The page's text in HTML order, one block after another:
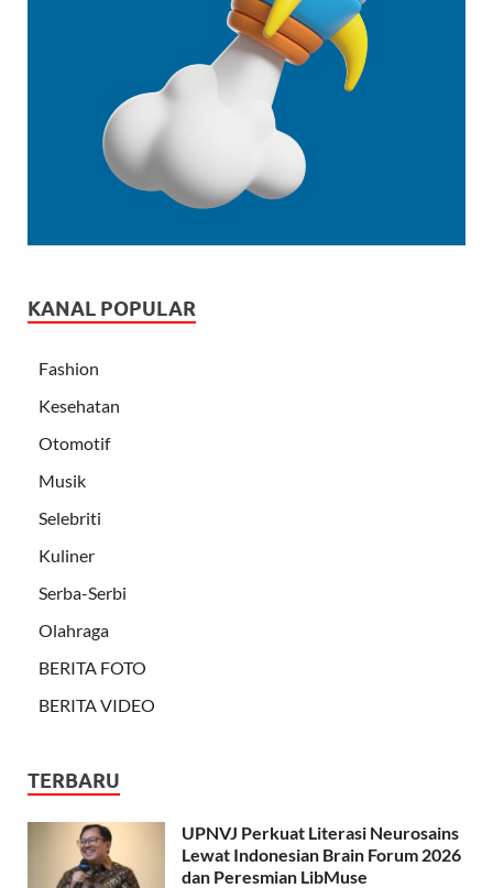
KANAL POPULAR
Fashion
Kesehatan
Otomotif
Musik
Selebriti
Kuliner
Serba-Serbi
Olahraga
BERITA FOTO
BERITA VIDEO
TERBARU
UPNVJ Perkuat Literasi Neurosains
Lewat Indonesian Brain Forum 2026
dan Peresmian LibMuse